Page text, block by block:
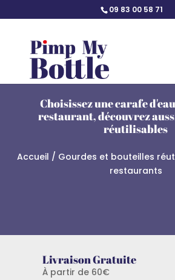
09 83 00 58 71
Choisissez une carafe
restaurant, découvrez
réutilisables
Accueil / Gourdes et bouteilles
restaurants
Livraison Gratuite
À partir de 60€